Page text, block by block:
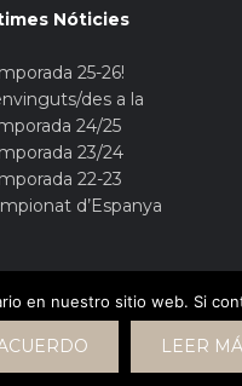
Nóticies
25-26!
des a la
24/25
23/24
22-23
d’Espanya
en nuestro sitio web. Si
LEER